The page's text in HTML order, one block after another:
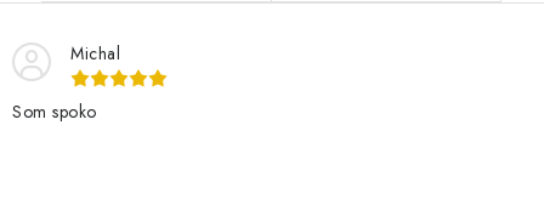
Michal
Som spoko